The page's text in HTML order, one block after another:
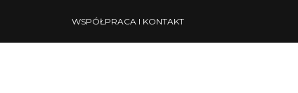
WSPÓŁPRACA I KONTAKT